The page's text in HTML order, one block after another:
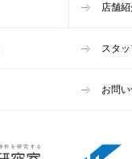
店舗
スタ
お問